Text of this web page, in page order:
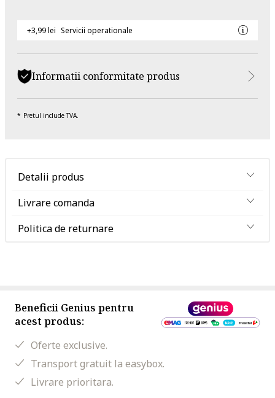
+3,99 lei Servicii operationale
Informatii conformitate produs
Pretul include TVA.
Detalii produs
Livrare comanda
Politica de returnare
Beneficii Genius pentru
acest produs:
Oferte exclusive.
Transport gratuit la easybox.
Livrare prioritara.